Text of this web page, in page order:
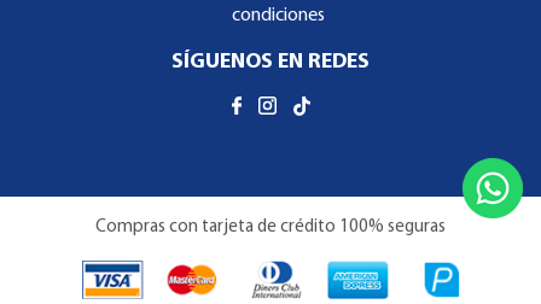
condiciones
SÍGUENOS EN REDES
Compras con tarjeta de crédito 100% seguras